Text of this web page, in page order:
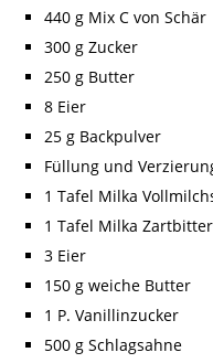
440 g Mix C von Schär
300 g Zucker
250 g Butter
8 Eier
25 g Backpulver
Füllung und
1 Tafel Milka
1 Tafel Milka Zartbitter
3 Eier
150 g weiche Butter
1 P. Vanillinzucker
500 g Schlagsahne